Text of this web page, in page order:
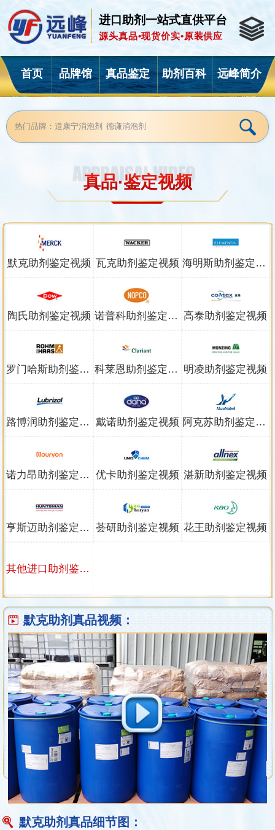
进口助剂一站式直供平台
源头真品•现货价实•原装供应
首页 品牌馆 真品鉴定 助剂百科 远峰简介
真品·鉴定视频
默克助剂鉴定视频 瓦克助剂鉴定视频 海明斯助剂鉴定视频
陶氏助剂鉴定视频 诺普科助剂鉴定视频 高泰助剂鉴定视频
罗门哈斯助剂鉴定视频 科莱恩助剂鉴定视频 明凌助剂鉴定视频
路博润助剂鉴定视频 戴诺助剂鉴定视频 阿克苏助剂鉴定视频
诺力昂助剂鉴定视频 优卡助剂鉴定视频 湛新助剂鉴定视频
亨斯迈助剂鉴定视频 荟研助剂鉴定视频 花王助剂鉴定视频
其他进口助剂鉴定视频
默克助剂真品视频：
默克助剂真品细节图：